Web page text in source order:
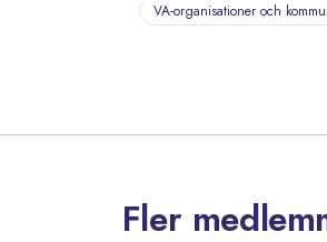
VA-organisationer och
Fler